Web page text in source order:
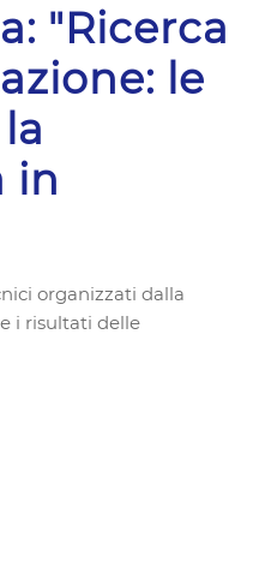
"Ricerca
le
in
organizzati dalla
i risultati delle